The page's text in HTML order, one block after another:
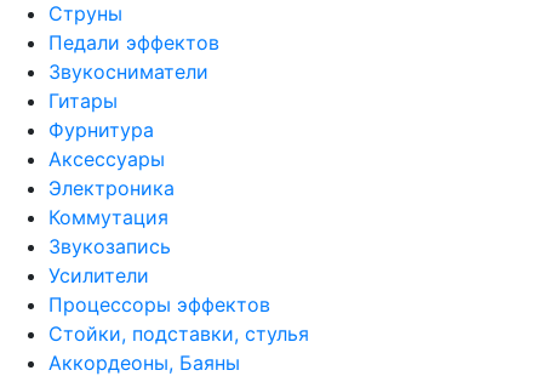
Струны
Педали эффектов
Звукосниматели
Гитары
Фурнитура
Аксессуары
Электроника
Коммутация
Звукозапись
Усилители
Процессоры эффектов
Стойки, подставки, стулья
Аккордеоны, Баяны